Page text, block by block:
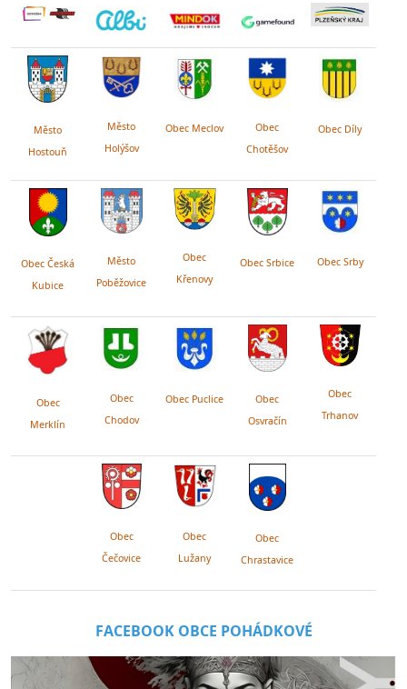
Město
Hostouň
Město
Holýšov
Obec Meclov
Obec
Chotěšov
Obec Díly
Obec Česká
Kubice
Město
Poběžovice
Obec
Křenovy
Obec Srbice Obec Srby
Obec
Merklín
Obec
Chodov
Obec Puclice
Obec
Osvračín
Obec
Trhanov
Obec
Čečovice
Obec
Lužany
Obec
Chrastavice
FACEBOOK OBCE POHÁDKOVÉ